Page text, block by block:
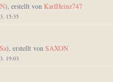
), erstellt von KarlHeinz747
15:35
), erstellt von SAXON
19:03